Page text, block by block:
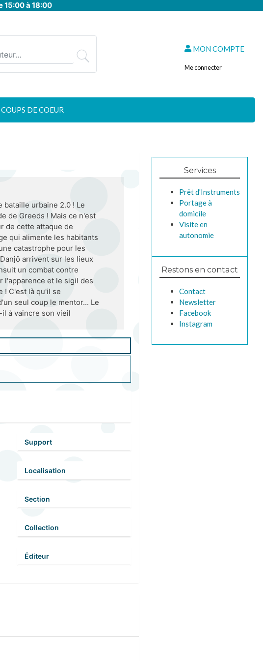
15:00 à 18:00
MON COMPTE
Me connecter
DE COEUR
bataille urbaine 2.0 ! Le
de Greeds ! Mais ce n'est
de cette attaque de
qui alimente les habitants
catastrophe pour les
arrivent sur les lieux
un combat contre
l'apparence et le sigil des
! C'est là qu'il se
seul coup le mentor... Le
à vaincre son vieil
Support
Localisation
Section
Collection
Éditeur
Services
Prêt d'Instruments
Portage à
domicile
Visite en
autonomie
Restons en contact
Contact
Newsletter
Facebook
Instagram